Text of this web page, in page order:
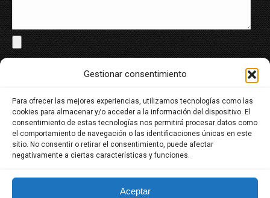
Gestionar consentimiento
Para ofrecer las mejores experiencias, utilizamos tecnologías como las
cookies para almacenar y/o acceder a la información del dispositivo. El
consentimiento de estas tecnologías nos permitirá procesar datos como
el comportamiento de navegación o las identificaciones únicas en este
sitio. No consentir o retirar el consentimiento, puede afectar
negativamente a ciertas características y funciones.
Aceptar
Solo archivos en PDF y Word, máximo de 8MB
He leído y acepto la política de tratamiento de datos
personales